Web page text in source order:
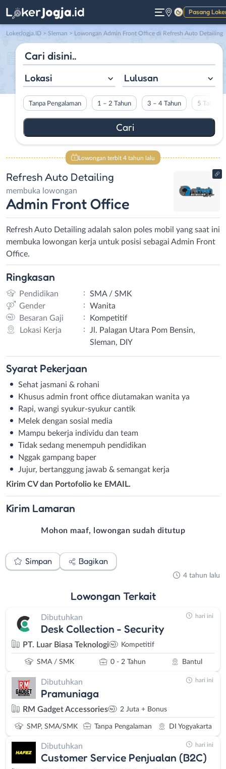
Pasang
Gelap
LokerJogja.ID > Sleman > Lowongan Admin Front Office di Refresh Auto Detailing
Lokasi Lulusan
Tanpa Pengalaman 1 – 2 Tahun 3 – 4 Tahun 5 Tahun
Lowongan terbit 4 tahun lalu
Refresh Auto Detailing
membuka lowongan
Admin Front Office
Refresh Auto Detailing adalah salon poles mobil yang saat ini
membuka lowongan kerja untuk posisi sebagai Admin Front
Office.
Ringkasan
Pendidikan :
SMA / SMK
Gender
:
Wanita
Besaran Gaji
:
Kompetitif
Lokasi Kerja
:
Jl. Palagan Utara Pom Bensin,
Sleman, DIY
Syarat Pekerjaan
Sehat jasmani & rohani
Khusus admin front office diutamakan wanita ya
Rapi, wangi syukur-syukur cantik
Melek dengan sosial media
Mampu bekerja individu dan team
Tidak sedang menempuh pendidikan
Nggak gampang baper
Jujur, bertanggung jawab & semangat kerja
Kirim CV dan Portofolio ke EMAIL.
Kirim Lamaran
Mohon maaf, lowongan sudah ditutup
Simpan Bagikan
4 tahun lalu
Lowongan Terkait
Dibutuhkan
Desk Collection - Security
PT. Luar Biasa Teknologi Kompetitif
SMA / SMK 0 - 2 Tahun Bantul
hari ini
Dibutuhkan
Pramuniaga
RM Gadget Accessories 2 Juta + Bonus
SMP, SMA/SMK Tanpa Pengalaman DI Yogyakarta
hari ini
Dibutuhkan
Customer Service Penjualan (B2C)
hari ini